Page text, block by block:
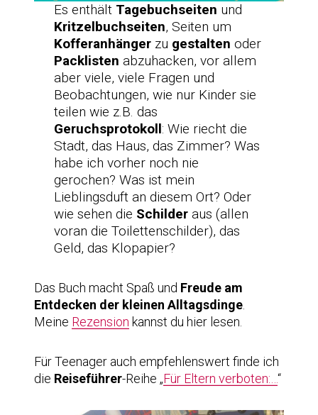
Es enthält Tagebuchseiten und
Kritzelbuchseiten, Seiten um
Kofferanhänger zu gestalten oder
Packlisten abzuhacken, vor allem
aber viele, viele Fragen und
Beobachtungen, wie nur Kinder sie
teilen wie z.B. das
Geruchsprotokoll: Wie riecht die
Stadt, das Haus, das Zimmer? Was
habe ich vorher noch nie
gerochen? Was ist mein
Lieblingsduft an diesem Ort? Oder
wie sehen die Schilder aus (allen
voran die Toilettenschilder), das
Geld, das Klopapier?
Das Buch macht Spaß und Freude am
Entdecken der kleinen Alltagsdinge
Meine Rezension kannst du hier lesen.
Für Teenager auch empfehlenswert finde ich
die Reiseführer-Reihe „Für Eltern verboten:… “